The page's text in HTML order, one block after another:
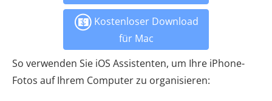
Kostenloser Download
für Mac
So verwenden Sie iOS Assistenten, um Ihre iPhone-
Fotos auf Ihrem Computer zu organisieren: